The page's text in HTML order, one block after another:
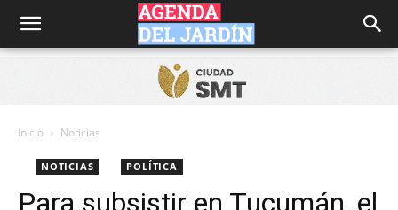
Agenda
Jardín
Inicio Noticias
NOTICIAS POLÍTICA
Para subsistir en Tucumán, el